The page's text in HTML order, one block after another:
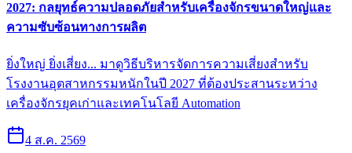
2027: กลยุทธ์ความปลอดภัยสำหรับเครื่องจักรขนาดใหญ่และ
ความซับซ้อนทางการผลิต
ยิ่งใหญ่ ยิ่งเสี่ยง... มาดูวิธีบริหารจัดการความเสี่ยงสำหรับ
โรงงานอุตสาหกรรมหนักในปี 2027 ที่ต้องประสานระหว่าง
เครื่องจักรยุคเก่าและเทคโนโลยี Automation
4 ส.ค. 2569